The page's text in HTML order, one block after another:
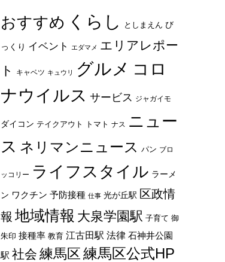
おすすめ くらし としまえん び
っくり イベント エダマメ エリアレポー
ト
キャベツ キュウリ グルメ コロ
ナウイルス サービス ジャガイモ
ダイコン テイクアウト トマト ナス ニュー
ス ネリマンニュース パン ブロ
ッコリー ライフスタイル ラーメ
ン ワクチン 予防接種 仕事 光が丘駅 区政情
報 地域情報 大泉学園駅 子育て 御
朱印 接種率 教育 江古田駅 法律 石神井公園
駅 社会 練馬区 練馬区公式HP